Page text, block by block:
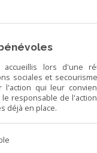
lors d'une
sociales et
l'action qui leur
responsable de
déjà en place.